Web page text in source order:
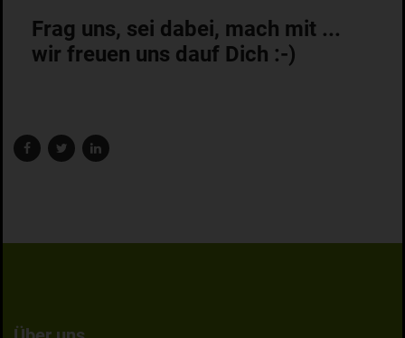
Frag uns, sei dabei, mach mit ...
wir freuen uns dauf Dich :-)